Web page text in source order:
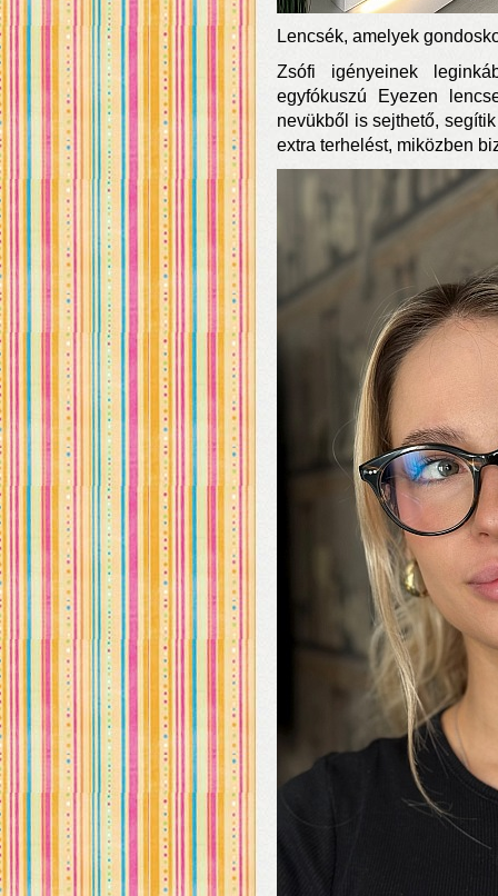
Lencsék, amelyek
Zsófi igényeinek
egyfókuszú Eyezen
nevükből is sejthető,
extra terhelést, miközben